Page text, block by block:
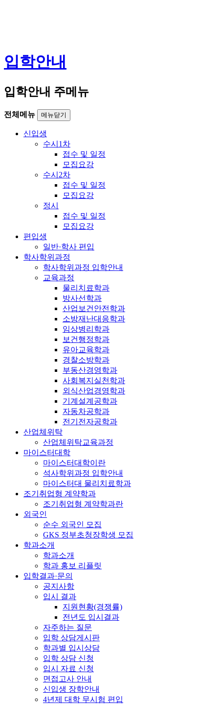
입학안내
입학안내 주메뉴
전체메뉴 메뉴닫기
신입생
수시1차
접수 및 일정
모집요강
수시2차
접수 및 일정
모집요강
정시
접수 및 일정
모집요강
편입생
일반·학사 편입
학사학위과정
학사학위과정 입학안내
교육과정
물리치료학과
방사선학과
산업보건안전학과
소방재난대응학과
임상병리학과
보건행정학과
유아교육학과
경찰소방학과
부동산경영학과
사회복지실천학과
외식산업경영학과
기계설계공학과
자동차공학과
전기전자공학과
산업체위탁
산업체위탁교육과정
마이스터대학
마이스터대학이란
석사학위과정 입학안내
마이스터대 물리치료학과
조기취업형 계약학과
조기취업형 계약학과란
외국인
순수 외국인 모집
GKS 정부초청장학생 모집
학과소개
학과소개
학과 홍보 리플릿
입학결과·문의
공지사항
입시 결과
지원현황(경쟁률)
전년도 입시결과
자주하는 질문
입학 상담게시판
학과별 입시상담
입학 상담 신청
입시 자료 신청
면접고사 안내
신입생 장학안내
4년제 대학 무시험 편입